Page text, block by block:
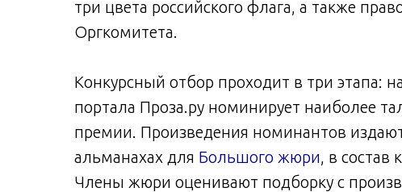
три цвета российского флага, а также
Оргкомитета.
Конкурсный отбор проходит в три этапа:
портала Проза.ру номинирует наиболее
премии. Произведения номинантов
альманахах для Большого жюри, в состав
Члены жюри оценивают подборку с